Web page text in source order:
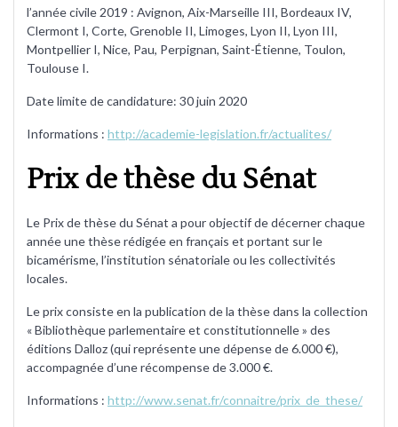
l’année civile 2019 : Avignon, Aix-Marseille III, Bordeaux IV,
Clermont I, Corte, Grenoble II, Limoges, Lyon II, Lyon III,
Montpellier I, Nice, Pau, Perpignan, Saint-Étienne, Toulon,
Toulouse I.
Date limite de candidature: 30 juin 2020
Informations : http://academie-legislation.fr/actualites/
Prix de thèse du Sénat
Le Prix de thèse du Sénat a pour objectif de décerner chaque
année une thèse rédigée en français et portant sur le
bicamérisme, l’institution sénatoriale ou les collectivités
locales.
Le prix consiste en la publication de la thèse dans la collection
« Bibliothèque parlementaire et constitutionnelle » des
éditions Dalloz (qui représente une dépense de 6.000 €),
accompagnée d’une récompense de 3.000 €.
Informations : http://www.senat.fr/connaitre/prix_de_these/